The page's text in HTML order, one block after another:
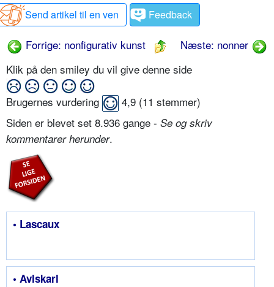
Send artikel til en ven
Feedback
Forrige: nonfigurativ kunst
Næste: nonner
Klik på den smiley du vil give denne side
Brugernes vurdering 4,9 (11 stemmer)
Siden er blevet set 8.936 gange - Se og skriv
kommentarer herunder.
• Lascaux
• Avlskarl